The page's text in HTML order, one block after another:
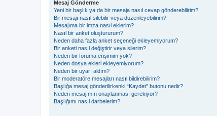
Mesaj Gönderme
Yeni bir başlık ya da bir mesaja nasıl cevap gönderebilirim?
Bir mesajı nasıl silebilir veya düzenleyebilirim?
Mesajıma bir imza nasıl eklerim?
Nasıl bir anket oluştururum?
Neden daha fazla anket seçeneği ekleyemiyorum?
Bir anketi nasıl değiştirir veya silerim?
Neden bir foruma erişimim yok?
Neden dosya ekleri ekleyemiyorum?
Neden bir uyarı aldım?
Bir moderatöre mesajları nasıl bildirebilirim?
Başlığa mesaj gönderilirkenki “Kaydet” butonu nedir?
Neden mesajımın onaylanması gerekiyor?
Başlığımı nasıl darbelerim?